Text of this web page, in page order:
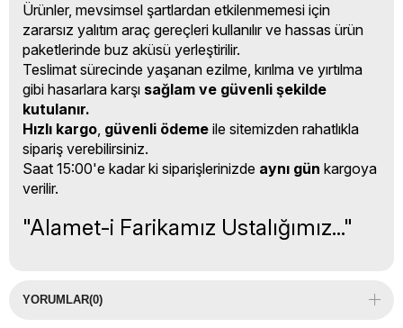
Ürünler, mevsimsel şartlardan etkilenmemesi için
zararsız yalıtım araç gereçleri kullanılır ve hassas ürün
paketlerinde buz aküsü yerleştirilir.
Teslimat sürecinde yaşanan ezilme, kırılma ve yırtılma
gibi hasarlara karşı sağlam ve güvenli şekilde
kutulanır.
Hızlı kargo, güvenli ödeme ile sitemizden rahatlıkla
sipariş verebilirsiniz.
Saat 15:00'e kadar ki siparişlerinizde aynı gün kargoya
verilir.
"Alamet-i Farikamız Ustalığımız..."
YORUMLAR(0)